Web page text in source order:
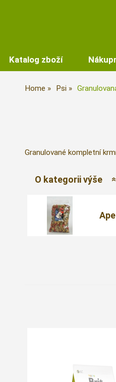
Katalog zboží
Home Psi
Granulované kompletní
O kategorii výše